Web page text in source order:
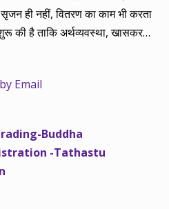
ही नहीं, वितरण का काम भी करता
की है ताकि अर्थव्यवस्था, खासकर
रहती है। वे भागकर जाते हैं सोने और
वे हमारी ईमानदारी और सत्यनिष्ठा से
कच्चे थे तो बाज़ार के उस्तादों के जाल
जैसे ही समझ में आया, खटाक से उनसे
Email
Buddha
-Tathastu